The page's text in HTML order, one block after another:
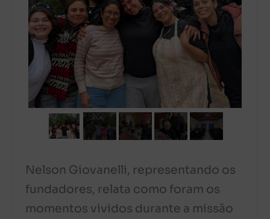
Nelson Giovanelli, representando os
fundadores, relata como foram os
momentos vividos durante a missão